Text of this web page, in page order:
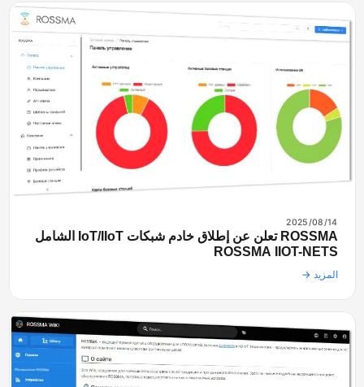
2025/08/14
ROSSMA تعلن عن إطلاق خادم شبكات IoT/IIoT الشامل
ROSSMA IIOT-NETS
المزيد →